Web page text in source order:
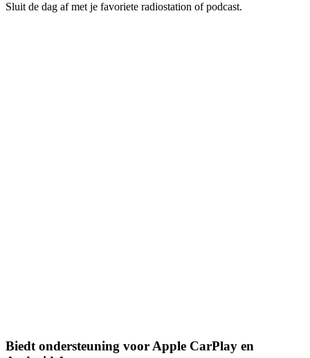
Sluit de dag af met je favoriete radiostation of podcast.
Biedt ondersteuning voor Apple CarPlay en